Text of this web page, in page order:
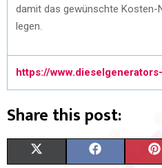
damit das gewünschte Kosten-
legen.
https://
Share this post: